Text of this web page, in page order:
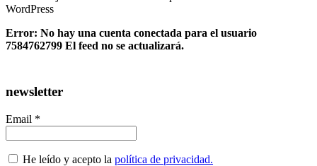
WordPress
Error: No hay una cuenta conectada para el usuario
7584762799 El feed no se actualizará.
newsletter
Email *
He leído y acepto la política de privacidad.